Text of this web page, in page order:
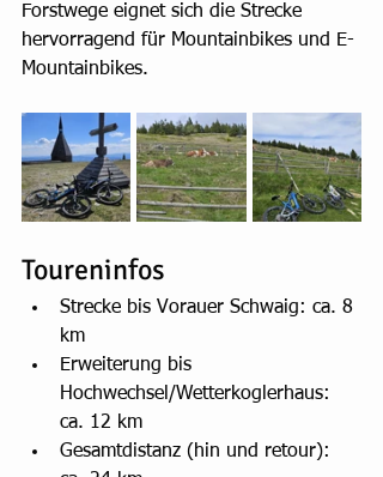
Forstwege eignet sich die Strecke
hervorragend für Mountainbikes und E-
Mountainbikes.
Toureninfos
Strecke bis Vorauer Schwaig: ca. 8
km
Erweiterung bis
Hochwechsel/Wetterkoglerhaus:
ca. 12 km
Gesamtdistanz (hin und retour):